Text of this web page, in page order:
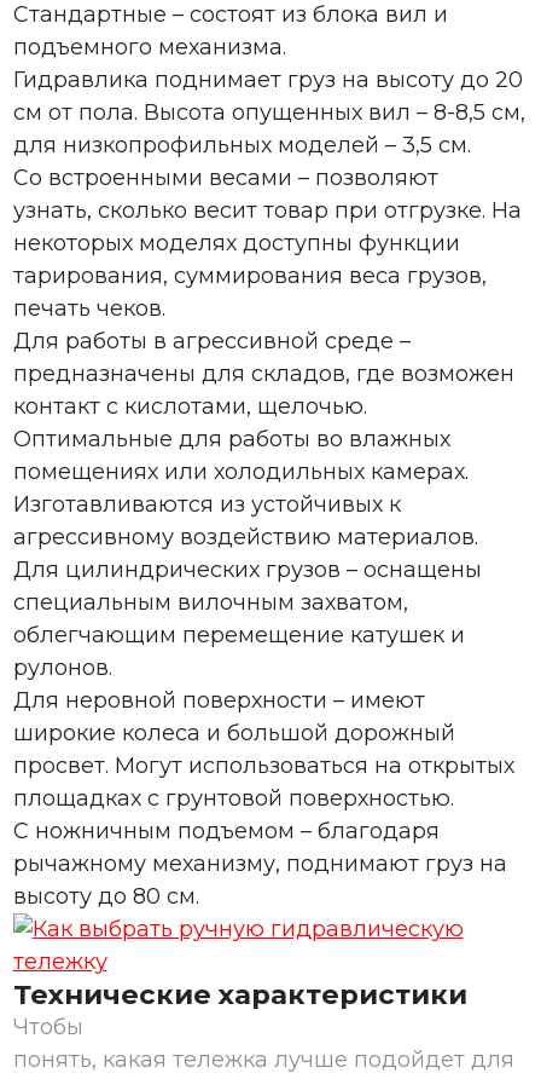
Стандартные – состоят из блока вил и
подъемного механизма.
Гидравлика поднимает груз на высоту до 20
см от пола. Высота опущенных вил – 8-8,5 см,
для низкопрофильных моделей – 3,5 см.
Со встроенными весами – позволяют
узнать, сколько весит товар при отгрузке. На
некоторых моделях доступны функции
тарирования, суммирования веса грузов,
печать чеков.
Для работы в агрессивной среде –
предназначены для складов, где возможен
контакт с кислотами, щелочью.
Оптимальные для работы во влажных
помещениях или холодильных камерах.
Изготавливаются из устойчивых к
агрессивному воздействию материалов.
Для цилиндрических грузов – оснащены
специальным вилочным захватом,
облегчающим перемещение катушек и
рулонов.
Для неровной поверхности – имеют
широкие колеса и большой дорожный
просвет. Могут использоваться на открытых
площадках с грунтовой поверхностью.
С ножничным подъемом – благодаря
рычажному механизму, поднимают груз на
высоту до 80 см.
Технические характеристики
Чтобы
понять, какая тележка лучше подойдет для